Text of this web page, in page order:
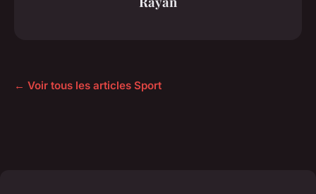
← Voir tous les articles Sport